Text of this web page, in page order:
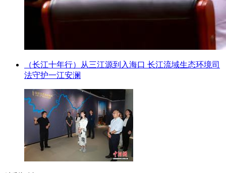
（长江十年行）从三江源到入海口 长江流域生态环境司
法守护一江安澜